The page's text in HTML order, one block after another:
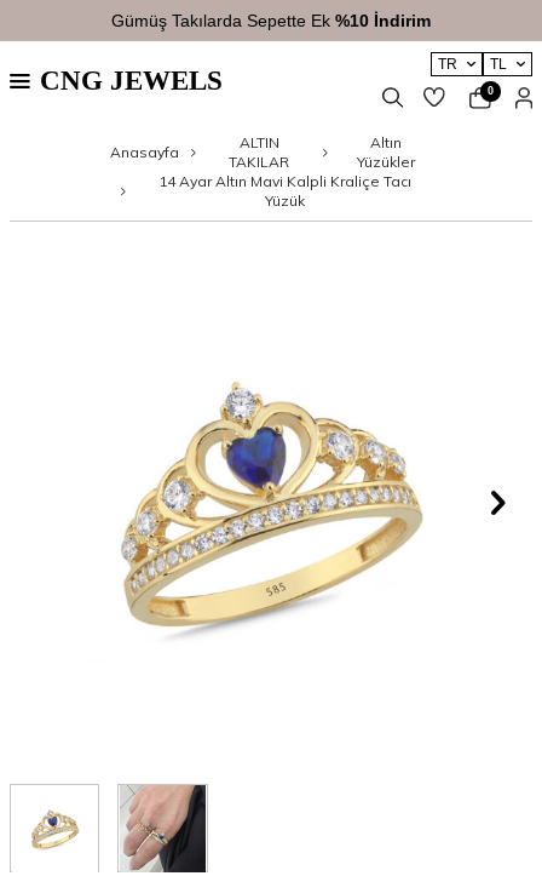
Gümüş Takılarda Sepette Ek%10 İndirim
TR TL
CNG JEWELS 0
Anasayfa
ALTIN
TAKILAR
Altın
Yüzükler
14 Ayar Altın Mavi Kalpli Kraliçe Tacı
Yüzük